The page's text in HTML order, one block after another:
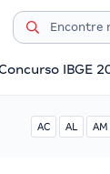
IBGE
AC AL AM